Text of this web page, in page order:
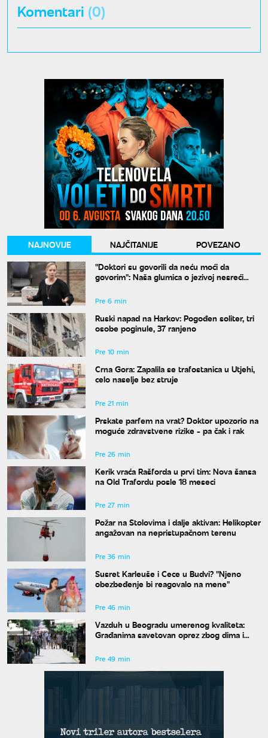
Komentari (0)
NAJNOVIJE NAJČITANIJE
POVEZANO
"Doktori su govorili da neću moći da
govorim": Naša glumica o jezivoj nesreći
Pre 6 min
Ruski napad na Harkov: Pogođen soliter, tri
osobe poginule, 37 ranjeno
Pre 10 min
Crna Gora: Zapalila se trafostanica u Utjehi,
celo naselje bez struje
Pre 21 min
Prskate parfem na vrat? Doktor upozorio na
moguće zdravstvene rizike - pa čak i rak
Pre 26 min
Kerik vraća Rašforda u prvi tim: Nova šansa
na Old Trafordu posle 18 meseci
Pre 27 min
Požar na Stolovima i dalje aktivan: Helikopter
angažovan na nepristupačnom terenu
Pre 36 min
Susret Karleuše i Cece u Budvi? "Njeno
obezbeđenje bi reagovalo na mene"
Pre 46 min
Vazduh u Beogradu umerenog kvaliteta:
Građanima savetovan oprez zbog dima i
Pre 49 min